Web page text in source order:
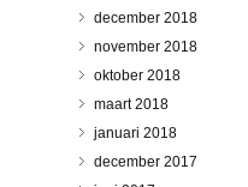
december 2018
november 2018
oktober 2018
maart 2018
januari 2018
december 2017